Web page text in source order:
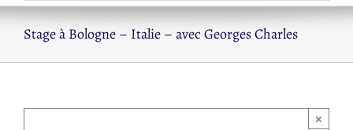
Stage à Bologne – Italie – avec Georges Charles
×